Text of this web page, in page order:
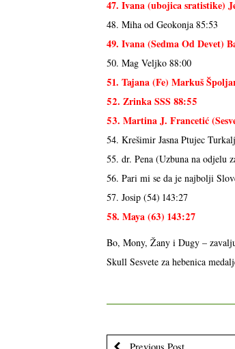
47. Ivana (ubojica sratistike)
48. Miha od Geokonja 85:53
49. Ivana (Sedma Od Devet)
50. Mag Veljko 88:00
51. Tajana (Fe) Markuš
52. Zrinka SSS 88:55
53. Martina J. Francetić
54. Krešimir Jasna Ptujec
55. dr. Pena (Uzbuna na odjelu
56. Pari mi se da je najbolji
57. Josip (54) 143:27
58. Maya (63) 143:27
Bo, Mony, Žany i Dugy –
Skull Sesvete za hebenica